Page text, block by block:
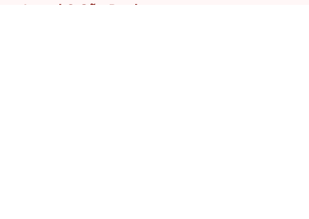
Jornal O São Paulo